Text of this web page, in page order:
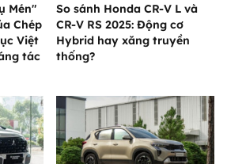
Mén"
Chép
Việt
tác
So sánh Honda CR-V L và
CR-V RS 2025: Động cơ
Hybrid hay xăng truyền
thống?